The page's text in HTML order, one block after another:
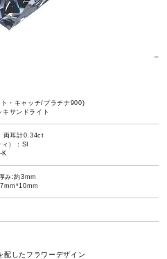
・キャッチ/プラチナ900)
サンドライト
両耳計0.34ct
）：SI
K
み:約3mm
配したフラワーデザイン